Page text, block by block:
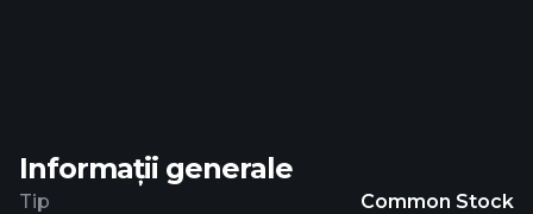
Informații generale
Tip
Common Stock